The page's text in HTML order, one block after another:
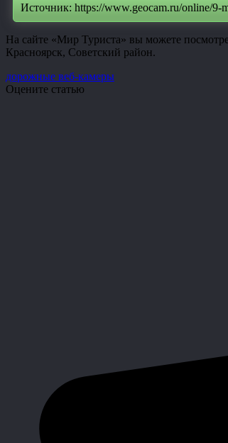
Источник: https://www.geocam.ru/online/9-
На сайте «Мир Туриста» вы можете
Красноярск, Советский район.
дорожные веб-камеры
Оцените статью